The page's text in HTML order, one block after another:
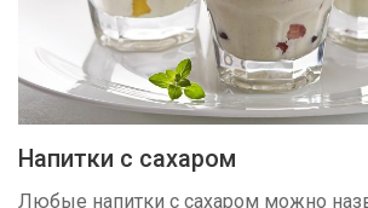
Напитки с сахаром
Любые напитки с сахаром можно